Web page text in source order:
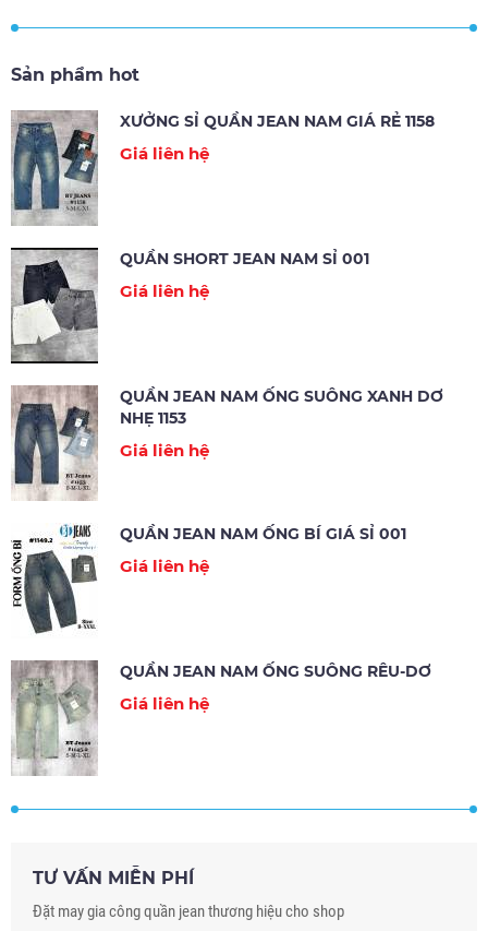
Sản phẩm hot
XƯỞNG SỈ QUẦN JEAN NAM GIÁ RẺ 1158
Giá liên hệ
QUẦN SHORT JEAN NAM SỈ 001
Giá liên hệ
QUẦN JEAN NAM ỐNG SUÔNG XANH DƠ
NHẸ 1153
Giá liên hệ
QUẦN JEAN NAM ỐNG BÍ GIÁ SỈ 001
Giá liên hệ
QUẦN JEAN NAM ỐNG SUÔNG RÊU-DƠ
Giá liên hệ
TƯ VẤN MIỄN PHÍ
Đặt may gia công quần jean thương hiệu cho shop